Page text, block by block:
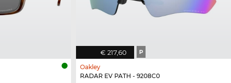
€ 217,60 P
Oakley
RADAR EV PATH - 9208C0